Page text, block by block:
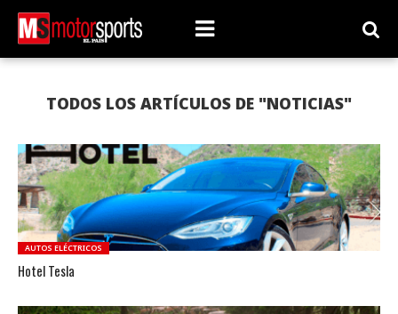
TODOS LOS ARTÍCULOS DE "NOTICIAS"
AUTOS ELÉCTRICOS
Hotel Tesla